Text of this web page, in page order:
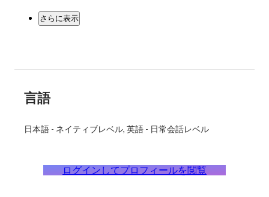
さらに表示
言語
日本語 - ネイティブレベル 英語 - 日常会話レベル
ログインしてプロフィールを閲覧